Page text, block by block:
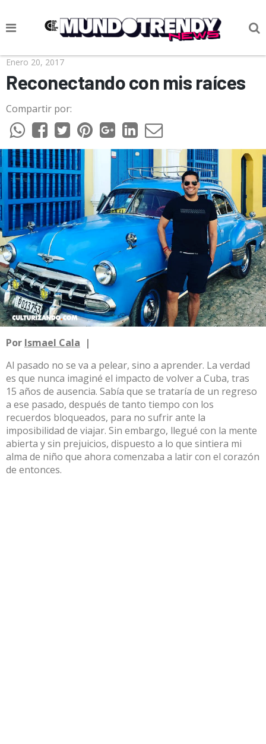
NOTICIAS
CULTURA POP
CIENCIA Y TECNOLOGÍA
VIDA
SOCIEDAD
CULTURIZANDO.COM
Enero 20, 2017
Reconectando con mis raíces
Compartir por:
Por Ismael Cala |
Al pasado no se va a pelear, sino a aprender. La verdad
es que nunca imaginé el impacto de volver a Cuba, tras
15 años de ausencia. Sabía que se trataría de un regreso
a ese pasado, después de tanto tiempo con los
recuerdos bloqueados, para no sufrir ante la
imposibilidad de viajar. Sin embargo, llegué con la mente
abierta y sin prejuicios, dispuesto a lo que sintiera mi
alma de niño que ahora comenzaba a latir con el corazón
de entonces.